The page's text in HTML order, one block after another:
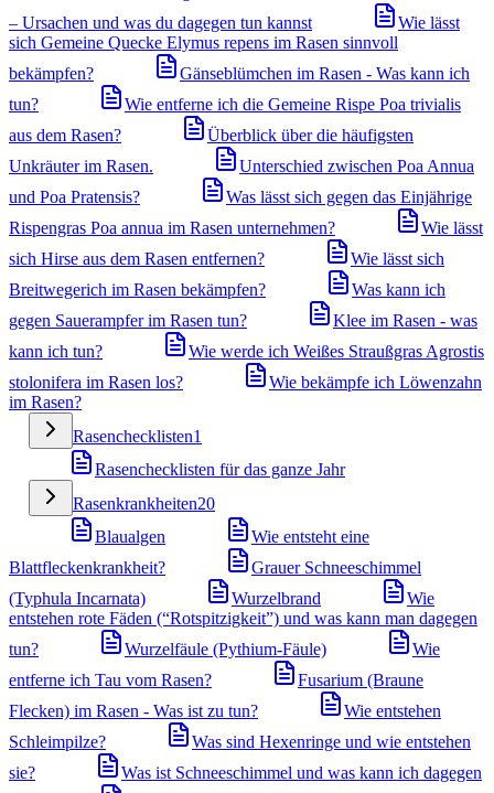
– Ursachen und was du dagegen tun kannst
Wie lässt
sich Gemeine Quecke Elymus repens im Rasen sinnvoll
bekämpfen?
Gänseblümchen im Rasen - Was kann ich
tun?
Wie entferne ich die Gemeine Rispe Poa trivialis
aus dem Rasen?
Überblick über die häufigsten
Unkräuter im Rasen.
Unterschied zwischen Poa Annua
und Poa Pratensis?
Was lässt sich gegen das Einjährige
Rispengras Poa annua im Rasen unternehmen?
Wie lässt
sich Hirse aus dem Rasen entfernen?
Wie lässt sich
Breitwegerich im Rasen bekämpfen?
Was kann ich
gegen Sauerampfer im Rasen tun?
Klee im Rasen - was
kann ich tun?
Wie werde ich Weißes Straußgras Agrostis
stolonifera im Rasen los?
Wie bekämpfe ich Löwenzahn
im Rasen?
Rasenchecklisten1
Rasenchecklisten für das ganze Jahr
Rasenkrankheiten20
Blaualgen
Wie entsteht eine
Blattfleckenkrankheit?
Grauer Schneeschimmel
(Typhula Incarnata)
Wurzelbrand
Wie
entstehen rote Fäden (“Rotspitzigkeit”) und was kann man dagegen
tun?
Wurzelfäule (Pythium-Fäule)
Wie
entferne ich Tau vom Rasen?
Fusarium (Braune
Flecken) im Rasen - Was ist zu tun?
Wie entstehen
Schleimpilze?
Was sind Hexenringe und wie entstehen
sie?
Was ist Schneeschimmel und was kann ich dagegen